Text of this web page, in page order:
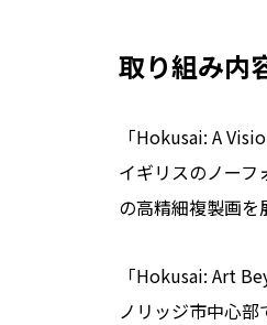
取り組み内
「Hokusai: A
イギリスのノーフ
の高精細複製画を
「Hokusai: Art
ノリッジ市中心